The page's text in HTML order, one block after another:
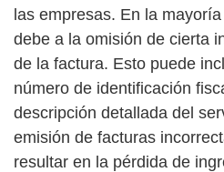
las empresas. En la
debe a la omisión de cierta
de la factura. Esto puede
número de identificación
descripción detallada del
emisión de facturas
resultar en la pérdida de